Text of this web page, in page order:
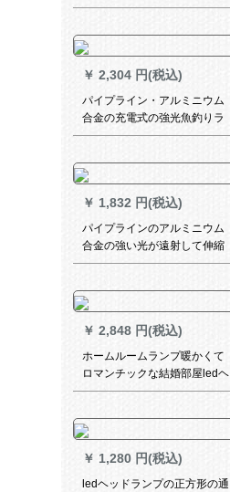
一体停電照明両用（双方向）
￥ 2,304 円(税込)
パイプライン・アルミニウム
合金の充電式の強光魚釣りラ
ンプ青色の遠射屋外夜釣りラ
頭探照灯の赤色
￥ 1,832 円(税込)
パイプラインのアルミニウム
合金の強い光が遠射して伸縮
して焦点調整の懐中電灯led懐
騎走の遠射防水防身ズームの
騎乗は緊急電灯に対応しま
す。
￥ 2,848 円(税込)
ホームルームランプ暖かくて
ロマンチックな結婚部屋ledヘ
ッドランプ現代簡単家庭用創
具心月-正白光
￥ 1,280 円(税込)
ledヘッドランプの正方形の通